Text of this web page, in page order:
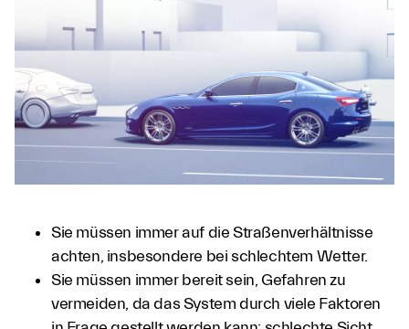
Sie müssen immer auf die Straßenverhältnisse
achten, insbesondere bei schlechtem Wetter.
Sie müssen immer bereit sein, Gefahren zu
vermeiden, da das System durch viele Faktoren